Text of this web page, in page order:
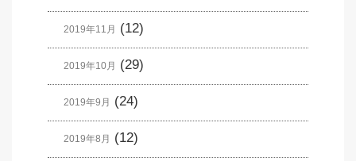
2019年11月 (12)
2019年10月 (29)
2019年9月 (24)
2019年8月 (12)